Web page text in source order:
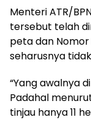
Menteri ATR/
tersebut telah
peta dan Nomor
seharusnya
“Yang awalnya
Padahal
tinjau hanya 11